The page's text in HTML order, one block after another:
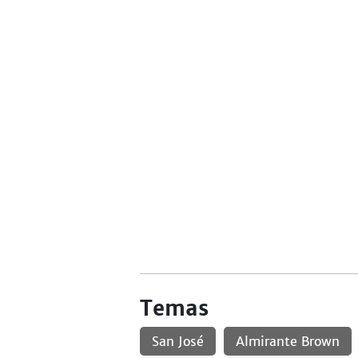
Temas
San José Almirante Brown